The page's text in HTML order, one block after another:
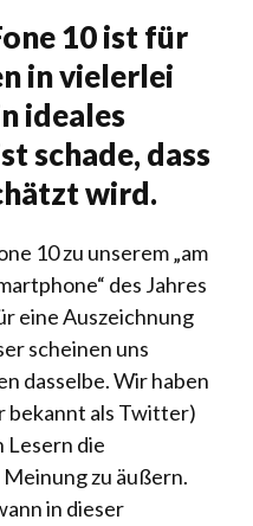
10 ist für
in vielerlei
ideales
schade, dass
wird.
10 zu unserem „am
des Jahres
eine Auszeichnung
scheinen uns
dasselbe. Wir haben
bekannt als Twitter)
die
zu äußern.
in dieser